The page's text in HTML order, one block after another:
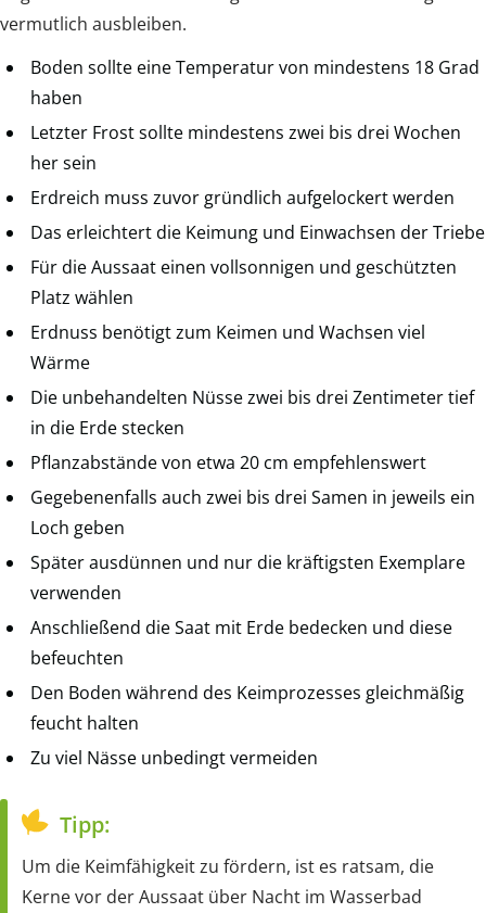
vermutlich ausbleiben.
Boden sollte eine Temperatur von mindestens 18 Grad
haben
Letzter Frost sollte mindestens zwei bis drei Wochen
her sein
Erdreich muss zuvor gründlich aufgelockert werden
Das erleichtert die Keimung und Einwachsen der Triebe
Für die Aussaat einen vollsonnigen und geschützten
Platz wählen
Erdnuss benötigt zum Keimen und Wachsen viel
Wärme
Die unbehandelten Nüsse zwei bis drei Zentimeter tief
in die Erde stecken
Pflanzabstände von etwa 20 cm empfehlenswert
Gegebenenfalls auch zwei bis drei Samen in jeweils ein
Loch geben
Später ausdünnen und nur die kräftigsten Exemplare
verwenden
Anschließend die Saat mit Erde bedecken und diese
befeuchten
Den Boden während des Keimprozesses gleichmäßig
feucht halten
Zu viel Nässe unbedingt vermeiden
Tipp:
Um die Keimfähigkeit zu fördern, ist es ratsam, die
Kerne vor der Aussaat über Nacht im Wasserbad